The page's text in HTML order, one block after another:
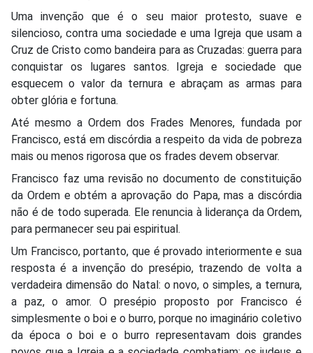
Uma invenção que é o seu maior protesto, suave e
silencioso, contra uma sociedade e uma Igreja que usam a
Cruz de Cristo como bandeira para as Cruzadas: guerra para
conquistar os lugares santos. Igreja e sociedade que
esquecem o valor da ternura e abraçam as armas para
obter glória e fortuna.
Até mesmo a Ordem dos Frades Menores, fundada por
Francisco, está em discórdia a respeito da vida de pobreza
mais ou menos rigorosa que os frades devem observar.
Francisco faz uma revisão no documento de constituição
da Ordem e obtém a aprovação do Papa, mas a discórdia
não é de todo superada. Ele renuncia à liderança da Ordem,
para permanecer seu pai espiritual.
Um Francisco, portanto, que é provado interiormente e sua
resposta é a invenção do presépio, trazendo de volta a
verdadeira dimensão do Natal: o novo, o simples, a ternura,
a paz, o amor. O presépio proposto por Francisco é
simplesmente o boi e o burro, porque no imaginário coletivo
da época o boi e o burro representavam dois grandes